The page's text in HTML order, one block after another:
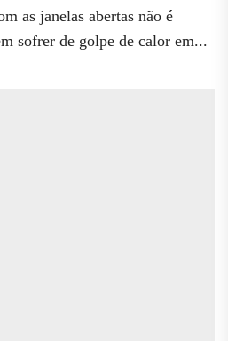
as janelas abertas não é
sofrer de golpe de calor em...